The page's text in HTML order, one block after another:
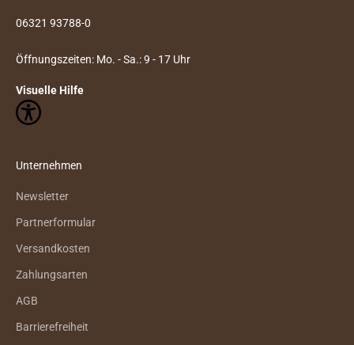
06321 93788-0
Öffnungszeiten: Mo. - Sa.: 9 - 17 Uhr
Visuelle Hilfe
Unternehmen
Newsletter
Partnerformular
Versandkosten
Zahlungsarten
AGB
Barrierefreiheit